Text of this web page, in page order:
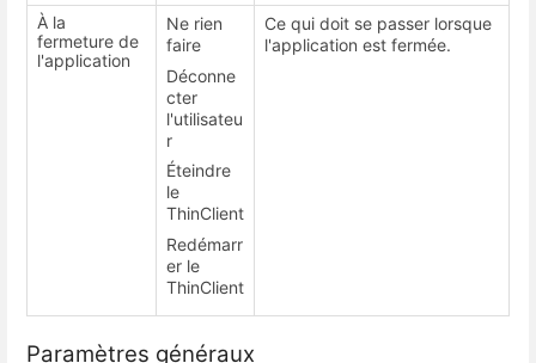
À la
fermeture de
l'application
Ne rien
faire
Déconne
cter
l'utilisateu
r
Éteindre
le
ThinClient
Redémarr
er le
ThinClient
Ce qui doit se passer lorsque
l'application est fermée.
Paramètres généraux